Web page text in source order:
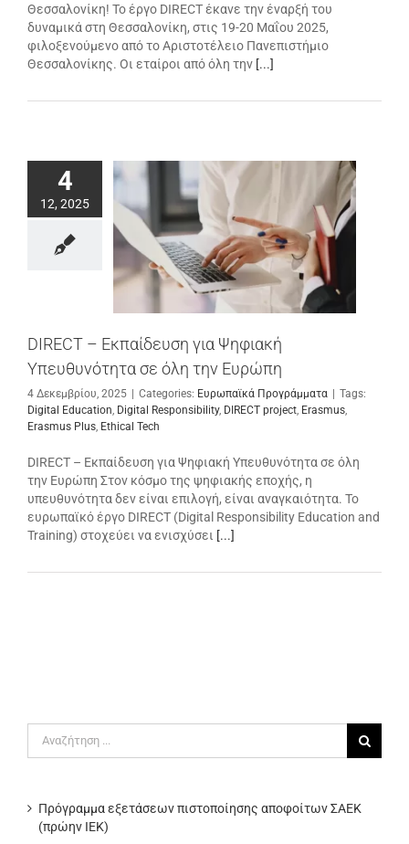
Θεσσαλονίκη! Το έργο DIRECT έκανε την έναρξή του
δυναμικά στη Θεσσαλονίκη, στις 19-20 Μαΐου 2025,
φιλοξενούμενο από το Αριστοτέλειο Πανεπιστήμιο
Θεσσαλονίκης. Οι εταίροι από όλη την [...]
4
12, 2025
DIRECT – Εκπαίδευση για Ψηφιακή
Υπευθυνότητα σε όλη την Ευρώπη
4 Δεκεμβρίου, 2025 Categories: Ευρωπαϊκά Προγράμματα
Tags:
Digital Education, Digital Responsibility, DIRECT project, Erasmus,
Erasmus Plus, Ethical Tech
DIRECT – Εκπαίδευση για Ψηφιακή Υπευθυνότητα σε όλη
την Ευρώπη Στον κόσμο της ψηφιακής εποχής, η
υπευθυνότητα δεν είναι επιλογή, είναι αναγκαιότητα. Το
ευρωπαϊκό έργο DIRECT (Digital Responsibility Education and
Training) στοχεύει να ενισχύσει [...]
Πρόγραμμα εξετάσεων πιστοποίησης αποφοίτων ΣΑΕΚ
(πρώην ΙΕΚ)